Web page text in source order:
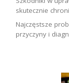
skutecznie
Najczęstsze
przyczyny i